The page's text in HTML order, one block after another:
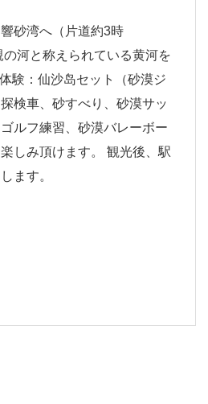
砂湾へ（片道約3時
と称えられている黄河を
験：仙沙岛セット（砂漠ジ
検車、砂すべり、砂漠サッ
ルフ練習、砂漠バレーボー
しみ頂けます。 観光後、駅
ます。